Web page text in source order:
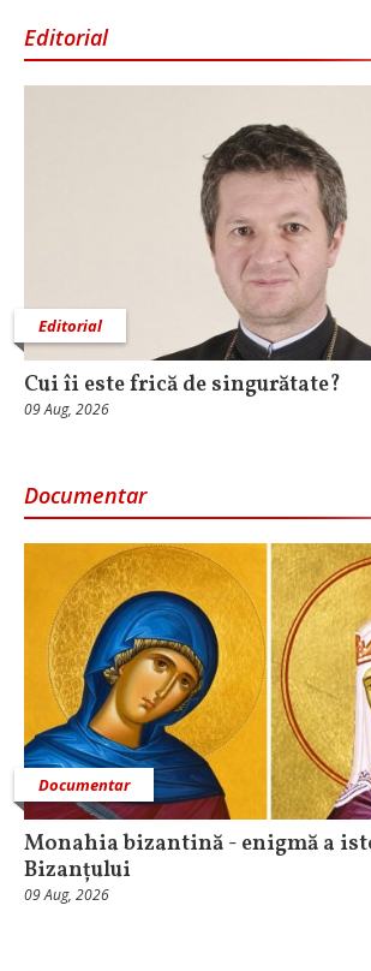
Editorial
Editorial
Cui îi este frică de singurătate?
09 Aug, 2026
Documentar
Documentar
Monahia bizantină - enigmă a
Bizanțului
09 Aug, 2026